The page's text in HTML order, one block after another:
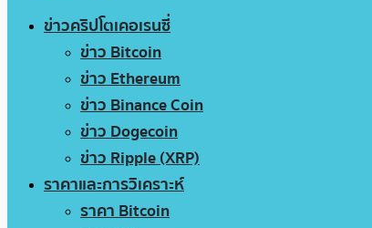
ข่าวคริปโตเคอเรนซี่
ข่าว Bitcoin
ข่าว Ethereum
ข่าว Binance Coin
ข่าว Dogecoin
ข่าว Ripple (XRP)
ราคาและการวิเคราะห์
ราคา Bitcoin